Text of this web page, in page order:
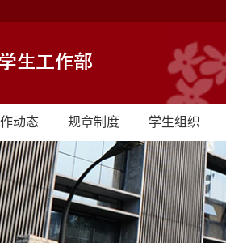
动态 规章制度 学生组织